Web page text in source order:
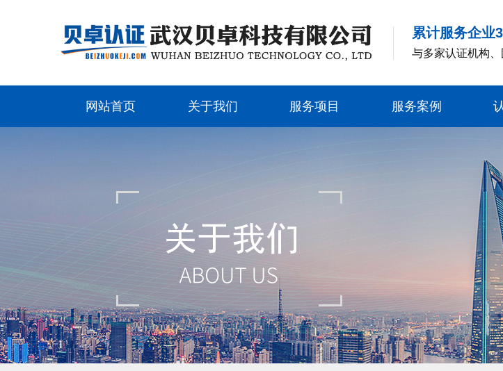
累计服务企业
与多家认证机构
网站首页 关于我们 服务项目 服务案例